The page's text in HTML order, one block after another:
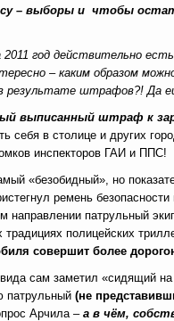
– выборы и чтобы
год действительно
– каким образом
результате штрафов?! Да
выписанный штраф к
себя в столице и других
инспекторов ГАИ и ППС!
«безобидный», но
ремень
патрульный
полицейских
совершит более
сам заметил «сидящий
патрульный (не
Арчила – а в чём,